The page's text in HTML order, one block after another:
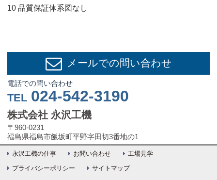
10 品質保証体系図なし
メールでの問い合わせ
電話での問い合わせ
TEL 024-542-3190
株式会社 永沢工機
〒960-0231
福島県福島市飯坂町平野字田切3番地の1
永沢工機の仕事 お問い合わせ 工場見学
プライバシーポリシー サイトマップ